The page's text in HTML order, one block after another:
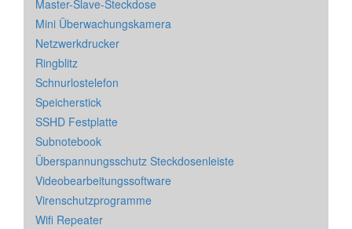
Master-Slave-Steckdose
Mini Überwachungskamera
Netzwerkdrucker
Ringblitz
Schnurlostelefon
Speicherstick
SSHD Festplatte
Subnotebook
Überspannungsschutz Steckdosenleiste
Videobearbeitungssoftware
Virenschutzprogramme
Wifi Repeater